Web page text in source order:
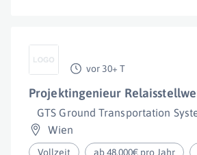
vor 30+ T
Projektingenieur
GTS Ground Transportation
Wien
Vollzeit ab 48.000€ pro Jahr